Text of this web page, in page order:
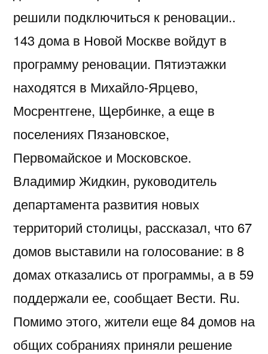
решили подключиться к реновации..
143 дома в Новой Москве войдут в
программу реновации. Пятиэтажки
находятся в Михайло-Ярцево,
Мосрентгене, Щербинке, а еще в
поселениях Пязановское,
Первомайское и Московское.
Владимир Жидкин, руководитель
департамента развития новых
территорий столицы, рассказал, что 67
домов выставили на голосование: в 8
домах отказались от программы, а в 59
поддержали ее, сообщает Вести. Ru.
Помимо этого, жители еще 84 домов на
общих собраниях приняли решение